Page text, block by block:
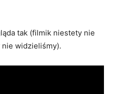
tak (filmik niestety nie
nie widzieliśmy).